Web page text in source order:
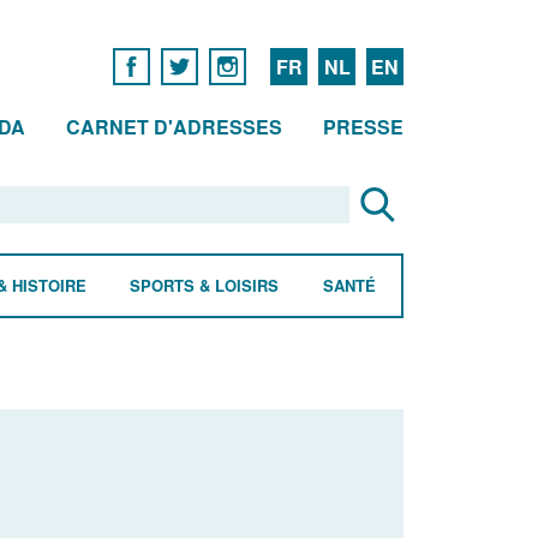
FR NL EN
CARNET D'ADRESSES PRESSE
HISTOIRE SPORTS & LOISIRS SANTÉ